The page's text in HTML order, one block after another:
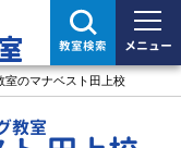
教室検索 メニュー
室のマナベスト田上校
教室